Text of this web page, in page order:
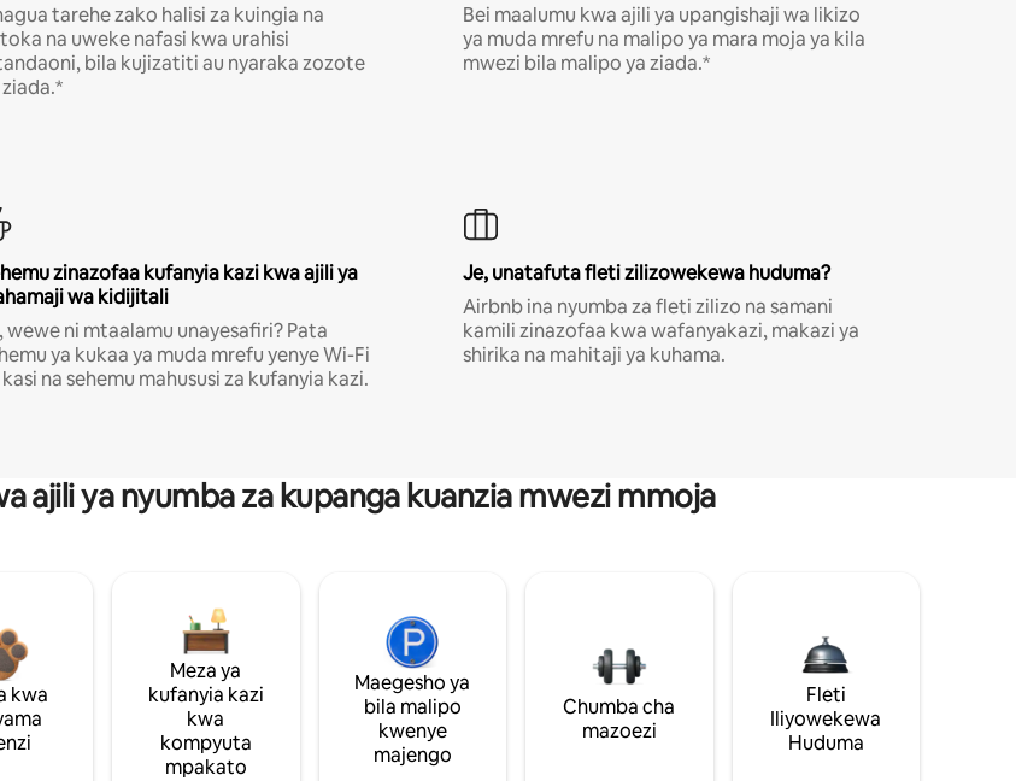
tarehe zako halisi za kuingia na
na uweke nafasi kwa urahisi
bila kujizatiti au nyaraka zozote
Bei maalumu kwa ajili ya upangishaji wa likizo
ya muda mrefu na malipo ya mara moja ya kila
mwezi bila malipo ya ziada.*
zinazofaa kufanyia kazi kwa ajili ya
wa kidijitali
wewe ni mtaalamu unayesafiri? Pata
ya kukaa ya muda mrefu yenye Wi-Fi
na sehemu mahususi za kufanyia kazi.
Je, unatafuta fleti zilizowekewa huduma?
Airbnb ina nyumba za fleti zilizo na samani
kamili zinazofaa kwa wafanyakazi, makazi ya
shirika na mahitaji ya kuhama.
ajili ya nyumba za kupanga kuanzia mwezi mmoja
kwa
Meza ya
kufanyia kazi
kwa
kompyuta
mpakato
Maegesho ya
bila malipo
kwenye
majengo
Chumba cha
mazoezi
Fleti
Iliyowekewa
Huduma